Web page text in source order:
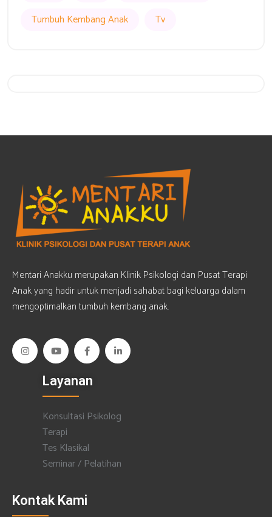
Tumbuh Kembang Anak
Tv
Mentari Anakku merupakan Klinik Psikologi dan Pusat Terapi
Anak yang hadir untuk menjadi sahabat bagi keluarga dalam
mengoptimalkan tumbuh kembang anak.
Layanan
Konsultasi Psikolog
Terapi
Tes Klasikal
Seminar / Pelatihan
Kontak Kami